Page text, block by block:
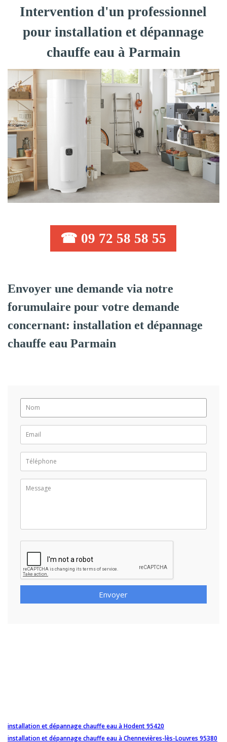
Intervention d'un professionnel
pour installation et dépannage
chauffe eau à Parmain
☎ 09 72 58 58 55
Envoyer une demande via notre
forumulaire pour votre demande
concernant: installation et dépannage
chauffe eau Parmain
Envoyer
installation et dépannage chauffe eau à Hodent 95420
installation et dépannage chauffe eau à Chennevières-lès-Louvres 95380